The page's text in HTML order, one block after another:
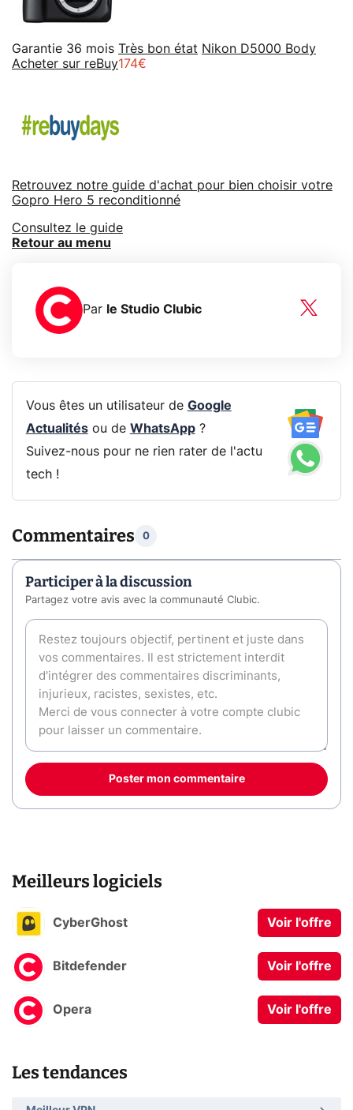
Garantie 36 mois Très bon état Nikon D5000 Body
Acheter sur reBuy174€
Retrouvez notre guide d'achat pour bien choisir votre
Gopro Hero 5 reconditionné
Consultez le guide
Retour au menu
Par le Studio Clubic
Vous êtes un utilisateur de Google
Actualitésou de WhatsApp?
Suivez-nous pour ne rien rater de l'actu
tech !
Commentaires 0
Participer à la discussion
Partagez votre avis avec la communauté Clubic.
Poster mon commentaire
Meilleurs logiciels
CyberGhost Voir l'offre
Bitdefender Voir l'offre
Opera Voir l'offre
Les tendances